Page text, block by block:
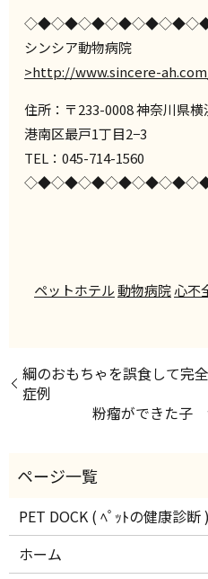
シンシア動物病院
>http://www.sincere-
住所：〒233-0008 神奈川県横
港南区最戸1丁目2−3
TEL：045-714-1560
ペットホテル動物病院心不
綱のおもちゃを誤食して完
症例
粉瘤ができた子
PET DOCK ( ﾍﾟｯﾄの健康診断 )
ホーム